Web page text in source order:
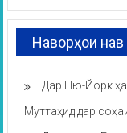
Наворҳои нав
Дар Ню-Йорк
Муттаҳид дар